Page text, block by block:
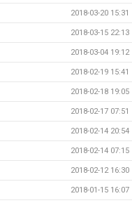
2018-03-20 15:31
2018-03-15 22:13
2018-03-04 19:12
2018-02-19 15:41
2018-02-18 19:05
2018-02-17 07:51
2018-02-14 20:54
2018-02-14 07:15
2018-02-12 16:30
2018-01-15 16:07